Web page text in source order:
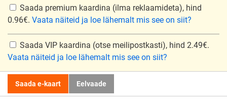
Saada premium kaardina (ilma reklaamideta), hind
0.96€. Vaata näiteid ja loe lähemalt mis see on siit?
Saada VIP kaardina (otse meilipostkasti), hind 2.49€.
Vaata näiteid ja loe lähemalt mis see on siit?
Saada e-kaart Eelvaade